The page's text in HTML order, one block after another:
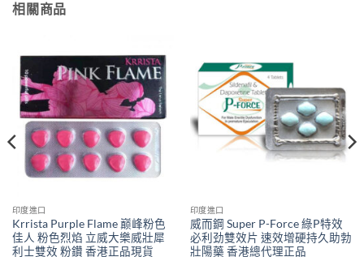
相關商品
印度進口
Krrista Purple Flame 巅峰粉色
佳人 粉色烈焰 立威大樂威壯犀
利士雙效 粉鑽 香港正品現貨
印度進口
威而鋼 Super P-Force 綠P特效
必利劲雙效片 速效增硬持久助勃
壯陽藥 香港總代理正品